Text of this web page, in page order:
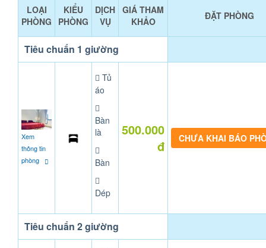
LOẠI
PHÒNG
KIỂU
PHÒNG
DỊCH
VỤ
GIÁ THAM
KHẢO
ĐẶT PHÒNG
Tiêu chuẩn 1 giường
Xem
thông tin
phòng
Tủ
áo
Bàn
là
Bàn
Dép
500.000
đ
CHƯA KHAI BÁO
Tiêu chuẩn 2 giường